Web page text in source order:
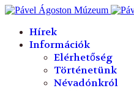
Hírek
Információk
Elérhetőség
Történetünk
Névadónkról
év
hónap
év
hónap